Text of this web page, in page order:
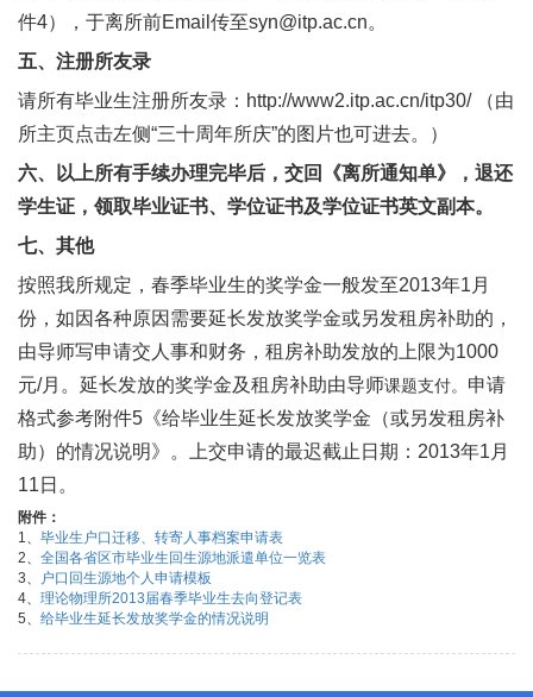
件4），于离所前Email传至syn@itp.ac.cn。
五、注册所友录
请所有毕业生注册所友录：http://www2.itp.ac.cn/itp30/ （由
所主页点击左侧“三十周年所庆”的图片也可进去。）
六、以上所有手续办理完毕后，交回《离所通知单》，退还
学生证，领取毕业证书、学位证书及学位证书英文副本。
七、其他
按照我所规定，春季毕业生的奖学金一般发至2013年1月
份，如因各种原因需要延长发放奖学金或另发租房补助的，
由导师写申请交人事和财务，租房补助发放的上限为1000
元/月。延长发放的奖学金及租房补助由导师课题支付。 申请
格式参考附件5《给毕业生延长发放奖学金（或另发租房补
助）的情况说明》。上交申请的最迟截止日期：2013年1月
11日。
附件：
1、 毕业生户口迁移、转寄人事档案申请表
2、 全国各省区市毕业生回生源地派遣单位一览表
3、
户口回生源地个人申请模板
4、 理论物理所2013届春季毕业生去向登记表
5、 给毕业生延长发放奖学金的情况说明